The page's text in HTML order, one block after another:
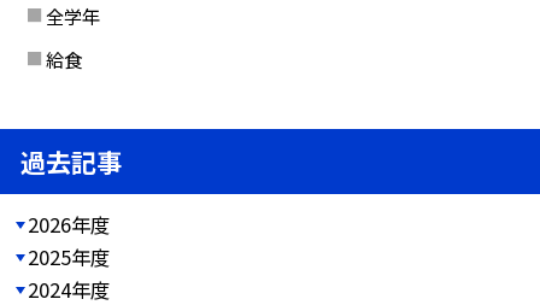
全学年
給食
過去記事
2026年度
2025年度
2024年度